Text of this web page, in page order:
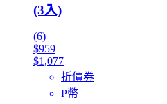
(3入)
(6)
$959
$1,077
折價券
P幣